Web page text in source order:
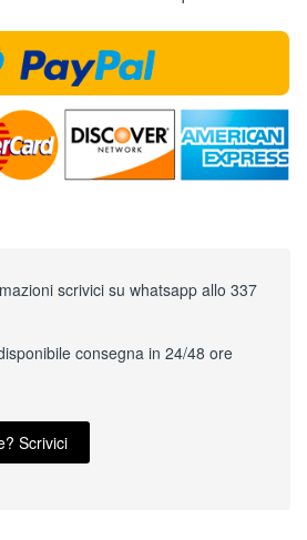
scrivici su whatsapp allo 337
consegna in 24/48 ore
Scrivici